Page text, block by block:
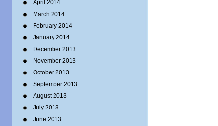
April 2014
March 2014
February 2014
January 2014
December 2013
November 2013
October 2013
September 2013
August 2013
July 2013
June 2013